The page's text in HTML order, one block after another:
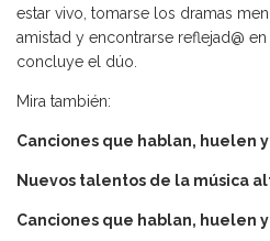
estar vivo, tomarse los dramas
amistad y encontrarse reflejad@
concluye el dúo.
Mira también:
Canciones que hablan, huelen
Nuevos talentos de la música
Canciones que hablan, huelen